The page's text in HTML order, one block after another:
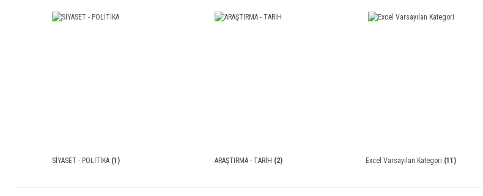
SİYASET - POLİTİKA (1) ARAŞTIRMA - TARİH (2) Excel Varsayılan Kategori (11)